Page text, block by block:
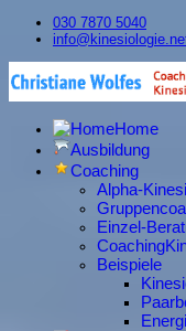
030 7870 5040
Home
Ausbildung
Coaching
Alpha-
Einzel-
Beispiele